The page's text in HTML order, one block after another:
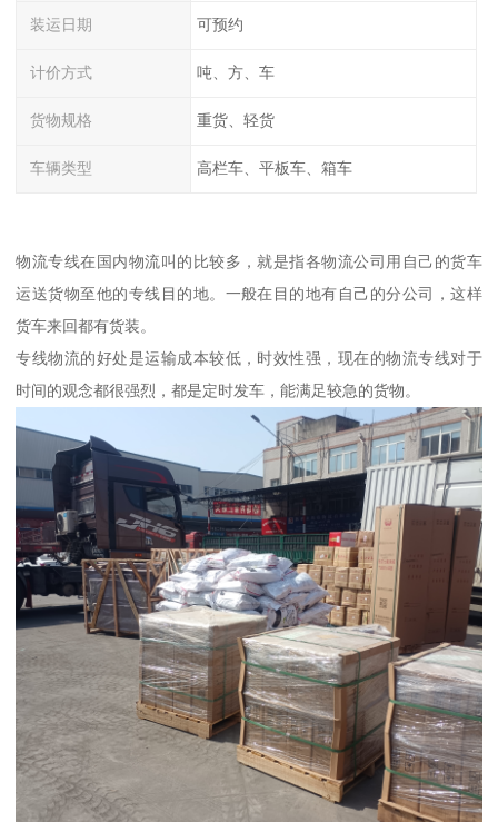
装运日期 可预约
计价方式 吨、方、车
货物规格 重货、轻货
车辆类型 高栏车、平板车、箱车
物流专线在国内物流叫的比较多，就是指各物流公司用自己的货车
运送货物至他的专线目的地。一般在目的地有自己的分公司，这样
货车来回都有货装。
专线物流的好处是运输成本较低，时效性强，现在的物流专线对于
时间的观念都很强烈，都是定时发车，能满足较急的货物。